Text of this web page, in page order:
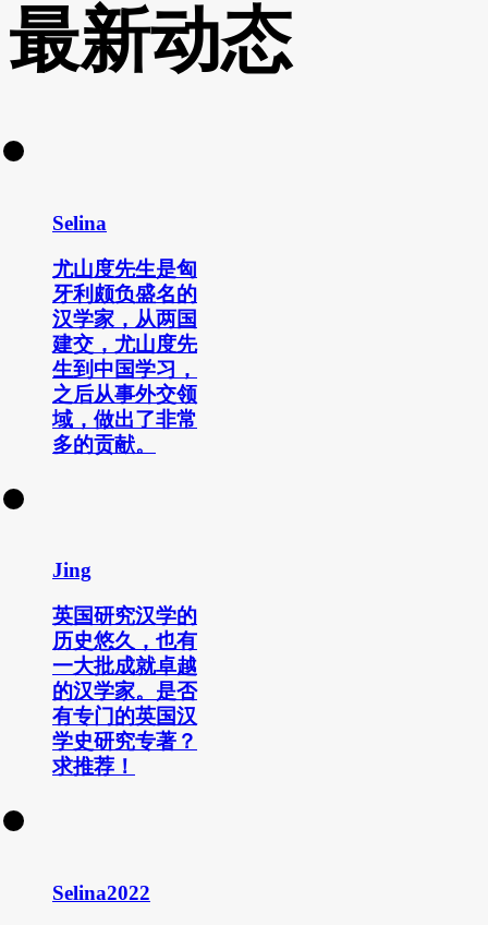
最新动态
Selina
尤山度先生是匈
牙利颇负盛名的
汉学家，从两国
建交，尤山度先
生到中国学习，
之后从事外交领
域，做出了非常
多的贡献。
Jing
英国研究汉学的
历史悠久，也有
一大批成就卓越
的汉学家。是否
有专门的英国汉
学史研究专著？
求推荐！
Selina2022